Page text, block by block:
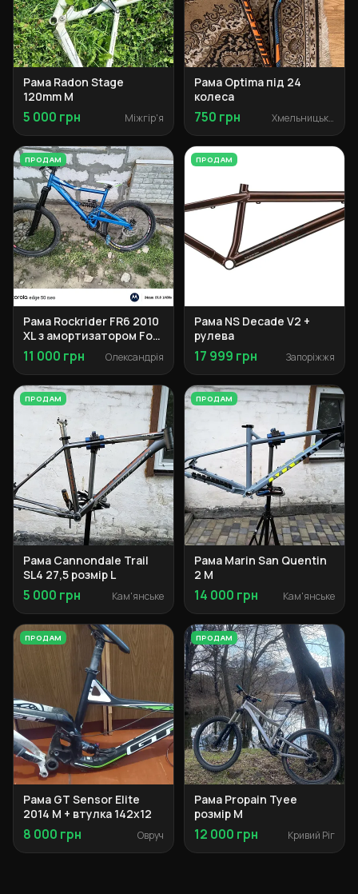
Рама Radon Stage
120mm M
5 000 грн Міжгір'я
Рама Optima під 24
колеса
750 грн Хмельницький
ПРОДАМ
Рама Rockrider FR6 2010
XL з амортизатором Fox
Float RP23
11 000 грн Олександрія
ПРОДАМ
Рама NS Decade V2 +
рулева
17 999 грн Запоріжжя
ПРОДАМ
Рама Cannondale Trail
SL4 27,5 розмір L
5 000 грн Кам'янське
ПРОДАМ
Рама Marin San Quentin
2 M
14 000 грн Кам'янське
ПРОДАМ
Рама GT Sensor Elite
2014 M + втулка 142x12
8 000 грн Овруч
ПРОДАМ
Рама Propain Tyee
розмір M
12 000 грн Кривий Ріг